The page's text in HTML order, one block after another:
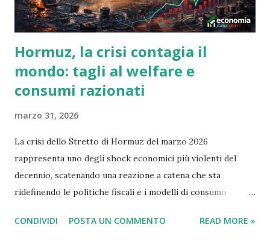
Hormuz, la crisi contagia il
mondo: tagli al welfare e
consumi razionati
marzo 31, 2026
La crisi dello Stretto di Hormuz del marzo 2026
rappresenta uno degli shock economici più violenti del
decennio, scatenando una reazione a catena che sta
ridefinendo le politiche fiscali e i modelli di consumo
seguito dell'escalation militare tra Iran, Israele e Stati
CONDIVIDI POSTA UN COMMENTO READ MORE »